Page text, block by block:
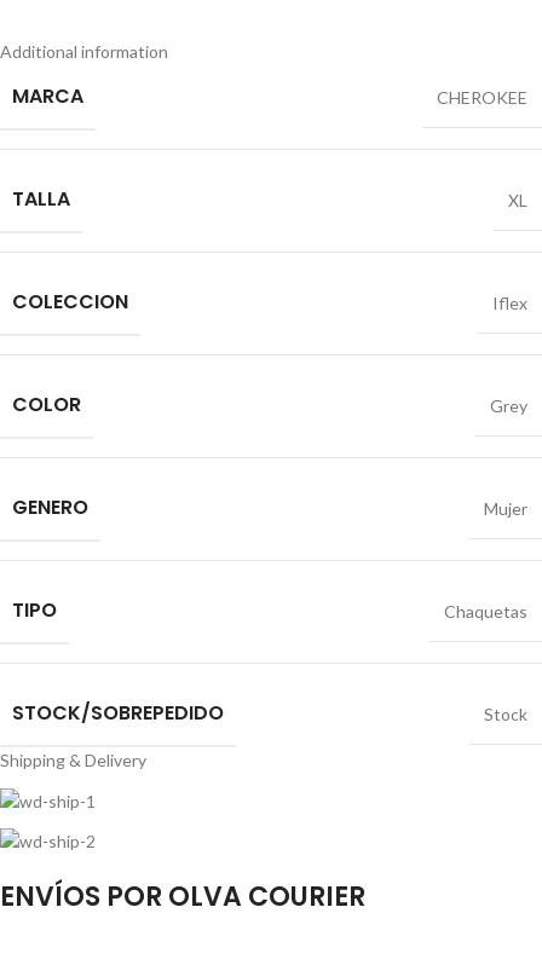
Additional information
MARCA CHEROKEE
TALLA XL
COLECCION Iflex
COLOR Grey
GENERO Mujer
TIPO Chaquetas
STOCK/SOBREPEDIDO Stock
Shipping & Delivery
ENVÍOS POR OLVA COURIER